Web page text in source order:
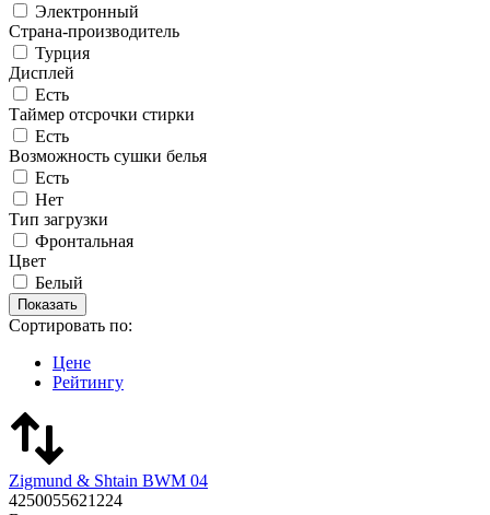
Электронный
Страна-производитель
Турция
Дисплей
Есть
Таймер отсрочки стирки
Есть
Возможность сушки белья
Есть
Нет
Тип загрузки
Фронтальная
Цвет
Белый
Сортировать по:
Цене
Рейтингу
Zigmund & Shtain BWM 04
4250055621224